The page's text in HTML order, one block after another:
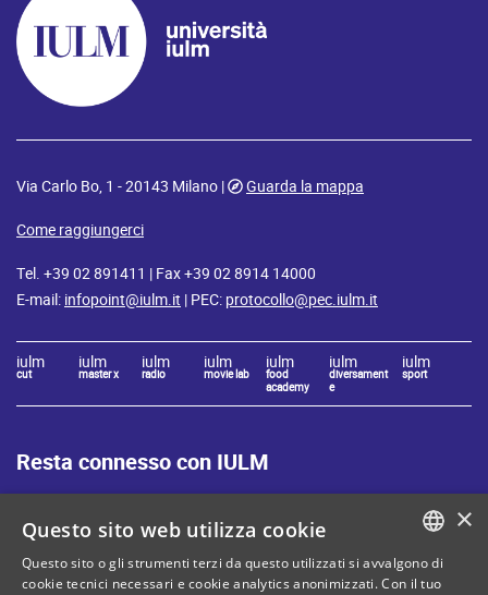
Via Carlo Bo, 1 - 20143 Milano |
Guarda la mappa
Come raggiungerci
Tel. +39 02 891411 | Fax +39 02 8914 14000
E-mail: infopoint@iulm.it | PEC: protocollo@pec.iulm.it
iulm
cut
iulm
master x
iulm
radio
iulm
movie lab
iulm
food
academy
iulm
diversament
e
iulm
sport
Resta connesso con IULM
ITALIAN
×
Questo sito web utilizza cookie
Questo sito o gli strumenti terzi da questo utilizzati si avvalgono di
cookie tecnici necessari e cookie analytics anonimizzati. Con il tuo